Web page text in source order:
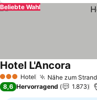
Beliebte Wahl
3 SterneHotel Nähe zum
Hotel L'Ancora
8,6 Hervorragend 1.873